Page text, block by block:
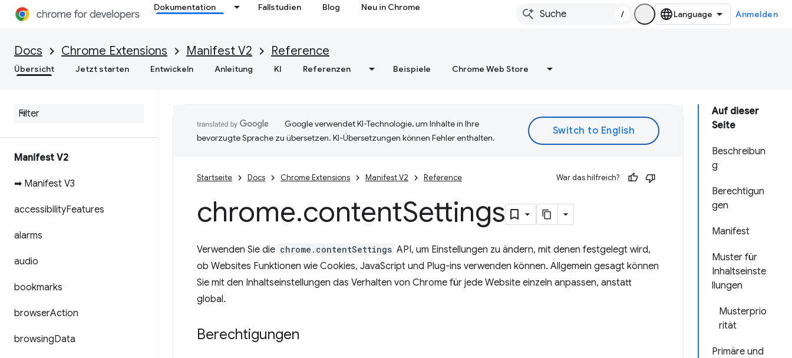
Dokumentation Fallstudien Blog Neu in Chrome
/ Anmelden
Docs Chrome Extensions Manifest V2 Reference
Übersicht Jetzt starten Entwickeln Anleitung KI Referenzen Beispiele Chrome Web Store
Manifest V2
➡ Manifest V3
accessibilityFeatures
alarms
audio
bookmarks
browserAction
browsingData
Auf dieser
Seite
Beschreibun
g
Berechtigun
gen
Manifest
Muster für
Inhaltseinste
llungen
Musterprio
rität
Primäre und
Google verwendet KI-Technologie, um Inhalte in Ihre
bevorzugte Sprache zu übersetzen. KI-Übersetzungen können Fehler enthalten.
Startseite Docs Chrome Extensions Manifest V2 Reference War das hilfreich?
chrome.contentSettings
Verwenden Sie die chrome.contentSettings API, um Einstellungen zu ändern, mit denen festgelegt wird,
ob Websites Funktionen wie Cookies, JavaScript und Plug-ins verwenden können. Allgemein gesagt können
Sie mit den Inhaltseinstellungen das Verhalten von Chrome für jede Website einzeln anpassen, anstatt
global.
Berechtigungen